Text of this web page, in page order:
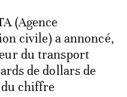
(Agence
civile) a annoncé,
du transport
de dollars de
du chiffre